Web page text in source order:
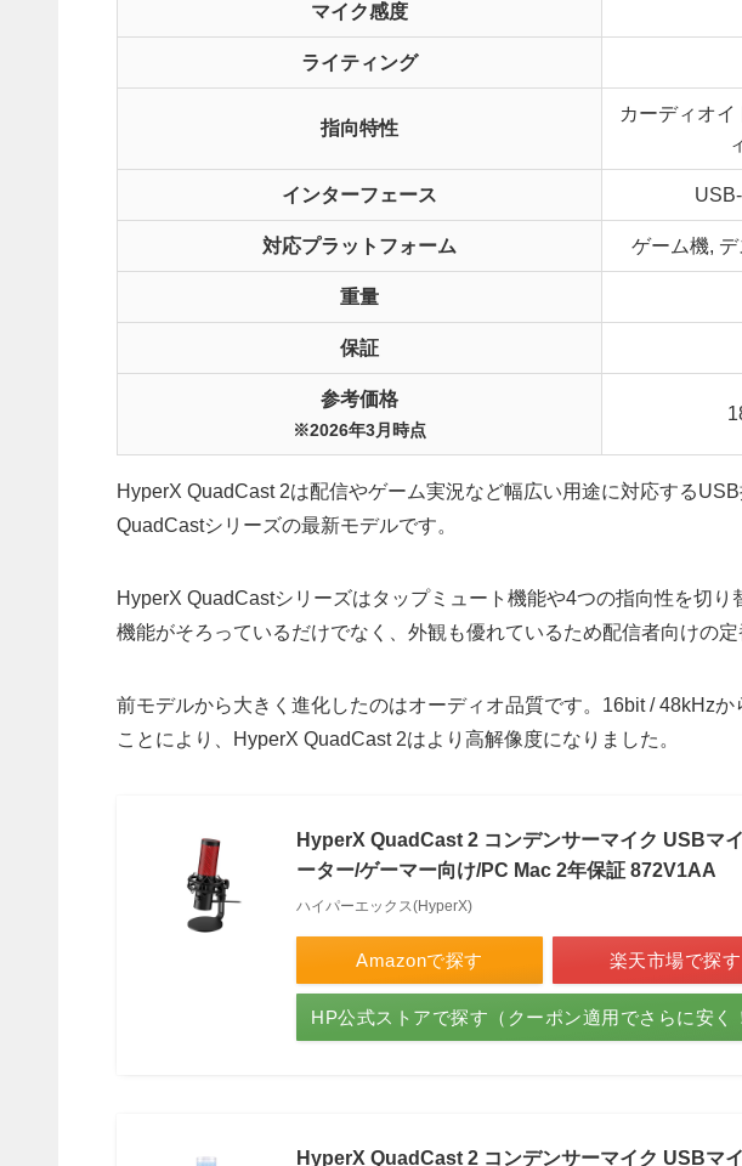
マイク感度
ライティング
指向特性
カーディオ
インターフェース
対応プラットフォーム ゲーム機,
重量
保証
参考価格
※2026年3月時点
HyperX QuadCast 2は配信やゲーム実況など幅広い用途に対応する
QuadCastシリーズの最新モデルです。
HyperX QuadCastシリーズはタップミュート機能や4つの指向性を切
機能がそろっているだけでなく、外観も優れているため配信者向けの定
前モデルから大きく進化したのはオーディオ品質です。16bit / 48kHz
ことにより、HyperX QuadCast 2はより高解像度になりました。
HyperX QuadCast 2 コンデンサーマイク USBマ
ーター/ゲーマー向け/PC Mac 2年保証 872V1AA
ハイパーエックス(HyperX)
Amazonで探す 楽天市場で探す
HP公式ストアで探す（クーポン適用でさらに安く
HyperX QuadCast 2 コンデンサーマイク USBマ